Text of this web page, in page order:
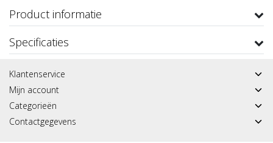
Product informatie
Specificaties
Klantenservice
Mijn account
Categorieën
Contactgegevens